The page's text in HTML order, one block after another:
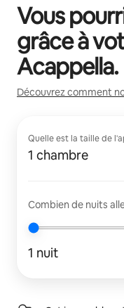
Vous
grâce à
Acappella.
Découvrez comment
Quelle est la taille de
1 chambre
Combien de nuits
1 nuit